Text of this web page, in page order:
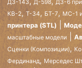
ДЗ-143 Д-598 ДЗ-6
КВ-2, Т-34, БТ-7, МС-1
принтера (STL)
масштабные модели
Сценки (Композиции),
Фердинанд, Мерседес